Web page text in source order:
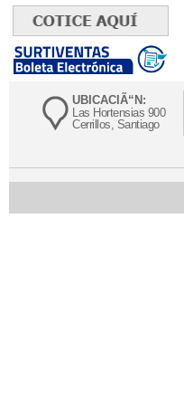
UBICACIÃ“N:
Las Hortensias 900
Cerrillos, Santiago